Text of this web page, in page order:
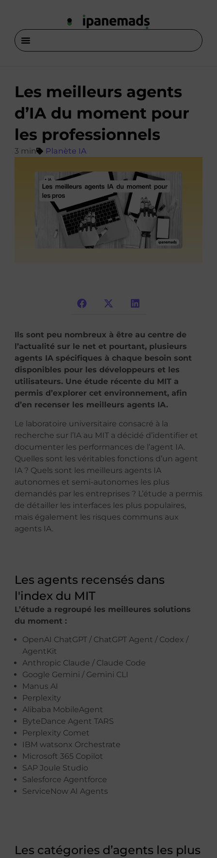
Les meilleurs agents
d’IA du moment pour
les professionnels
Planète IA
Ils sont peu nombreux à être au centre de
l’actualité sur le net et pourtant, plusieurs
agents IA spécifiques à chaque besoin sont
disponibles pour les développeurs et les
utilisateurs. Une étude récente du MIT a
permis d’explorer cet environnement, afin
d’en recenser les meilleurs agents IA.
Le laboratoire universitaire consacré à la
recherche sur l’IA au MIT a décidé d’identifier et
documenter les performances de l’agent IA.
Quelles sont les véritables fonctions d’un agent
IA ? Quels sont les meilleurs agents IA
autonomes et semi-autonomes les plus
demandés par les entreprises ? L’étude a permis
de détailler les interfaces les plus populaires,
mais également les risques communs aux
agents IA.
Les agents recensés dans
l'index du MIT
L’étude a regroupé les meilleures solutions
du moment :
OpenAI ChatGPT / ChatGPT Agent / Codex /
AgentKit
Anthropic Claude / Claude Code
Google Gemini / Gemini CLI
Manus AI
Perplexity
Alibaba MobileAgent
ByteDance Agent TARS
Perplexity Comet
IBM watsonx Orchestrate
Microsoft 365 Copilot
SAP Joule Studio
Salesforce Agentforce
ServiceNow AI Agents
Les catégories d’agents les plus